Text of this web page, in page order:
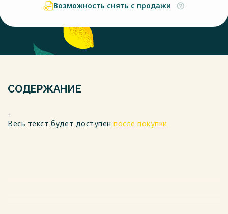
Возможность снять с продажи
СОДЕРЖАНИЕ
-
Весь текст будет доступен после покупки